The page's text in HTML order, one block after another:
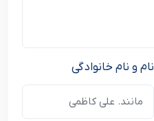
نام و نام خانوادگی